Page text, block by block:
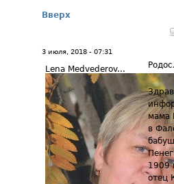
Вверх
3 июля, 2018 - 07:31
Lena Medvederov...
мама
в
1909
отец